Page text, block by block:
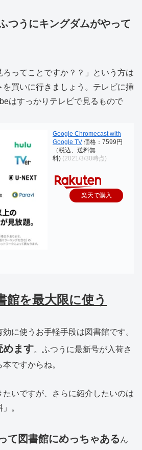
つうにキングダムがやって
ろってことですか？？」という方は
を買いに行きましょう。テレビに挿
はすっかりテレビで見るもので
Google Chromecast with
Google TV 価格：7599円
（税込、送料無
料) (2021/3/30時点)
楽天で購入
を最大限に使う
に使うお手軽手段は図書館です。
めます。ふつうに最新号が入荷さ
ですからね。
いですが、さらに紹介したいのは
。
て図書館にめっちゃある ん